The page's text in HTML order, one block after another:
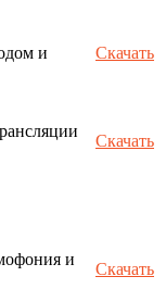
и
Скачать
Скачать
и
Скачать